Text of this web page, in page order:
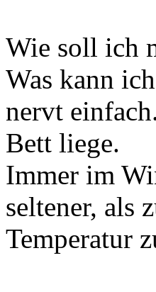
Wie soll ich
Was kann
nervt
Bett liege.
Immer im
seltener, als
Temperatur